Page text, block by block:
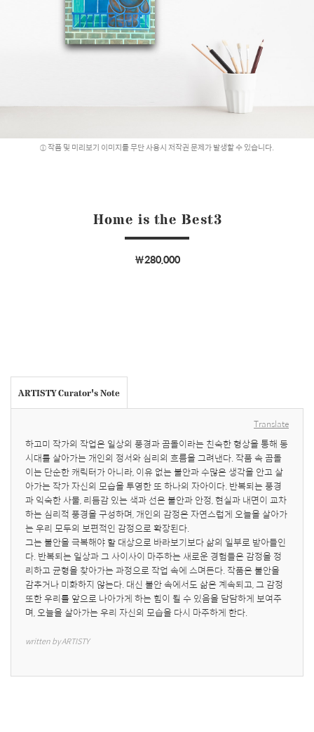
작품 및 미리보기 이미지를 무단 사용시 저작권 문제가 발생할 수 있습니다.
Home is the Best3
￦280,000
ARTISTY Curator's Note
Translate
하고미 작가의 작업은 일상의 풍경과 곰돌이라는 친숙한 형상을 통해 동
시대를 살아가는 개인의 정서와 심리의 흐름을 그려낸다. 작품 속 곰돌
이는 단순한 캐릭터가 아니라, 이유 없는 불안과 수많은 생각을 안고 살
아가는 작가 자신의 모습을 투영한 또 하나의 자아이다. 반복되는 풍경
과 익숙한 사물, 리듬감 있는 색과 선은 불안과 안정, 현실과 내면이 교차
하는 심리적 풍경을 구성하며, 개인의 감정은 자연스럽게 오늘을 살아가
는 우리 모두의 보편적인 감정으로 확장된다.
그는 불안을 극복해야 할 대상으로 바라보기보다 삶의 일부로 받아들인
다. 반복되는 일상과 그 사이사이 마주하는 새로운 경험들은 감정을 정
리하고 균형을 찾아가는 과정으로 작업 속에 스며든다. 작품은 불안을
감추거나 미화하지 않는다. 대신 불안 속에서도 삶은 계속되고, 그 감정
또한 우리를 앞으로 나아가게 하는 힘이 될 수 있음을 담담하게 보여주
며, 오늘을 살아가는 우리 자신의 모습을 다시 마주하게 한다.
written by ARTISTY